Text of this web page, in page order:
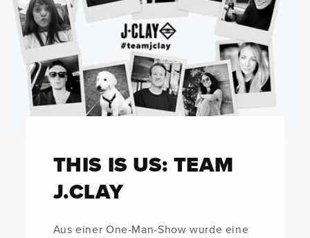
THIS IS US: TEAM
J.CLAY
Aus einer One-Man-Show wurde eine